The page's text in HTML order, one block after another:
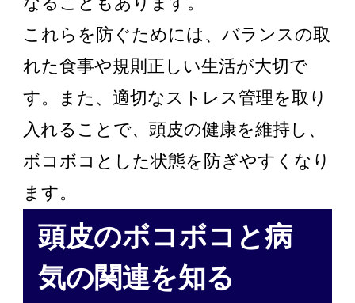
これらを防ぐためには、バランスの取
れた食事や規則正しい生活が大切で
す。また、適切なストレス管理を取り
入れることで、頭皮の健康を維持し、
ボコボコとした状態を防ぎやすくなり
ます。
頭皮のボコボコと病
気の関連を知る